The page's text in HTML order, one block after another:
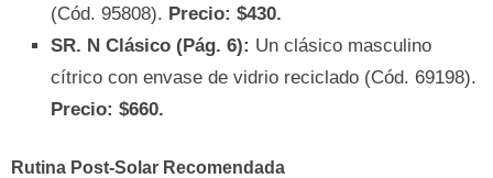
(Cód. 95808). Precio: $430.
SR. N Clásico (Pág. 6): Un clásico masculino
cítrico con envase de vidrio reciclado (Cód. 69198).
Precio: $660.
Rutina Post-Solar Recomendada